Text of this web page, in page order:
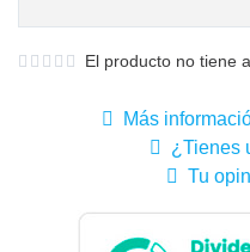
El producto no tiene
Más
¿Tienes
Tu